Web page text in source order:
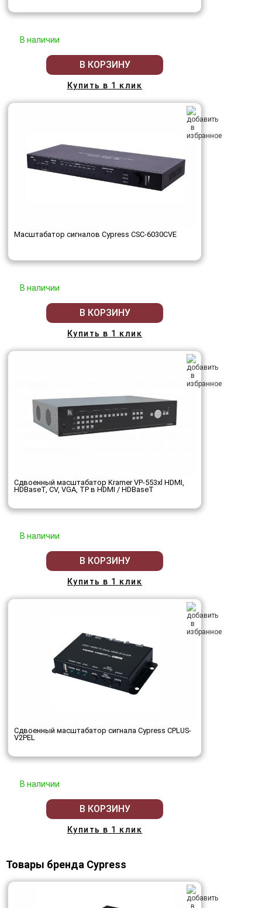
В наличии
В КОРЗИНУ
Купить в 1 клик
Масштабатор сигналов Cypress CSC-6030CVE
В наличии
В КОРЗИНУ
Купить в 1 клик
Сдвоенный масштабатор Kramer VP-553xl HDMI,
HDBaseT, CV, VGA, TP в HDMI / HDBaseT
В наличии
В КОРЗИНУ
Купить в 1 клик
Сдвоенный масштабатор сигнала Cypress CPLUS-
V2PEL
В наличии
В КОРЗИНУ
Купить в 1 клик
Товары бренда Cypress